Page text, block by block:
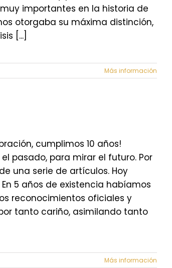
muy importantes en la historia de
otorgaba su máxima distinción,
[...]
Más información
cumplimos 10 años!
pasado, para mirar el futuro. Por
una serie de artículos. Hoy
5 años de existencia habíamos
reconocimientos oficiales y
tanto cariño, asimilando tanto
Más información